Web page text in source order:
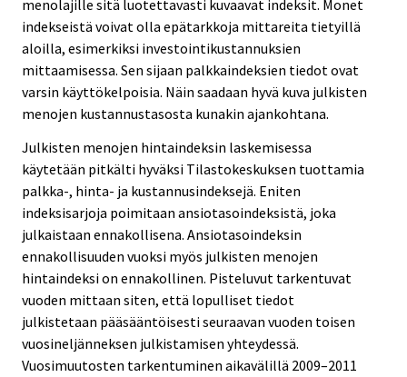
menolajille sitä luotettavasti kuvaavat indeksit. Monet
indekseistä voivat olla epätarkkoja mittareita tietyillä
aloilla, esimerkiksi investointikustannuksien
mittaamisessa. Sen sijaan palkkaindeksien tiedot ovat
varsin käyttökelpoisia. Näin saadaan hyvä kuva julkisten
menojen kustannustasosta kunakin ajankohtana.
Julkisten menojen hintaindeksin laskemisessa
käytetään pitkälti hyväksi Tilastokeskuksen tuottamia
palkka-, hinta- ja kustannusindeksejä. Eniten
indeksisarjoja poimitaan ansiotasoindeksistä, joka
julkaistaan ennakollisena. Ansiotasoindeksin
ennakollisuuden vuoksi myös julkisten menojen
hintaindeksi on ennakollinen. Pisteluvut tarkentuvat
vuoden mittaan siten, että lopulliset tiedot
julkistetaan pääsääntöisesti seuraavan vuoden toisen
vuosineljänneksen julkistamisen yhteydessä.
Vuosimuutosten tarkentuminen aikavälillä 2009–2011